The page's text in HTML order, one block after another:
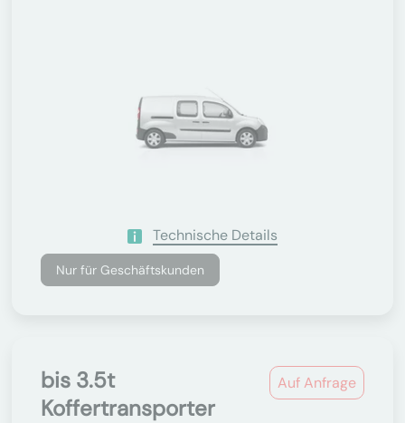
Technische Details
Nur für Geschäftskunden
Auf Anfrage
bis 3.5t
Koffertransporter